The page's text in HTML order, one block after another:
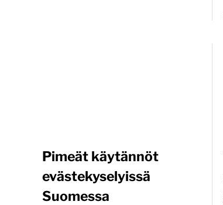
Pimeät käytännöt
evästekyselyissä
Suomessa